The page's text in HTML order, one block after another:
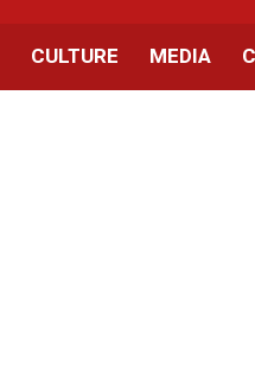
CULTURE MEDIA